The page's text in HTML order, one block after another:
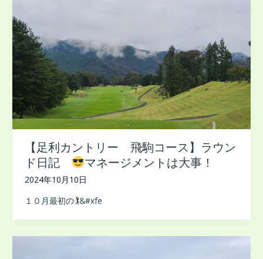
【足利カントリー 飛駒コース】ラウン
ド日記
マネージメントは大事！
2024年10月10日
１０月最初の🏌&#xfe